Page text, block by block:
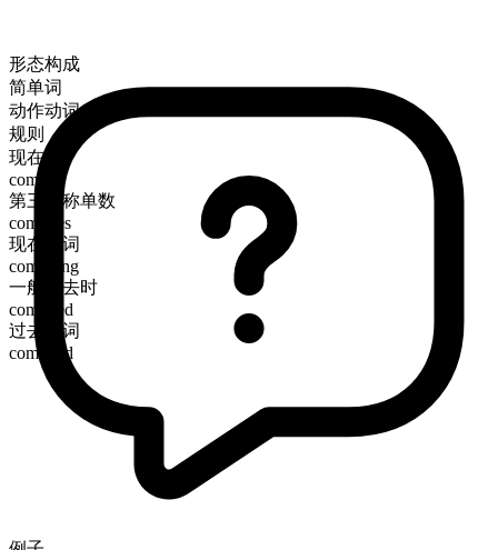
形态构成
简单词
动作动词
规则
现在时
compile
第三人称单数
compiles
现在分词
compiling
一般过去时
compiled
过去分词
compiled